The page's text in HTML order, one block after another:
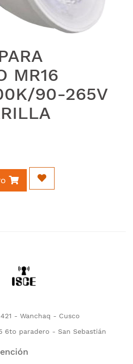
MR16
90-265V
- Wanchaq - Cusco
6to paradero - San Sebastián